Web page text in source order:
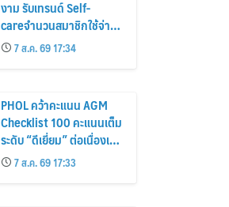
งาม รับเทรนด์ Self-
careจำนวนสมาชิกใช้จ่าย
หมวดเครื่องสำอางเพิ่ม
26%
7 ส.ค. 69 17:34
PHOL คว้าคะแนน AGM
Checklist 100 คะแนนเต็ม
ระดับ “ดีเยี่ยม” ต่อเนื่องเป็น
ปีที่ 7 ตอกย้ำการดำเนิน
ธุรกิจตามหลักธรรมาภิบาล
โปร่งใส สร้างความเชื่อมั่นผู้
7 ส.ค. 69 17:33